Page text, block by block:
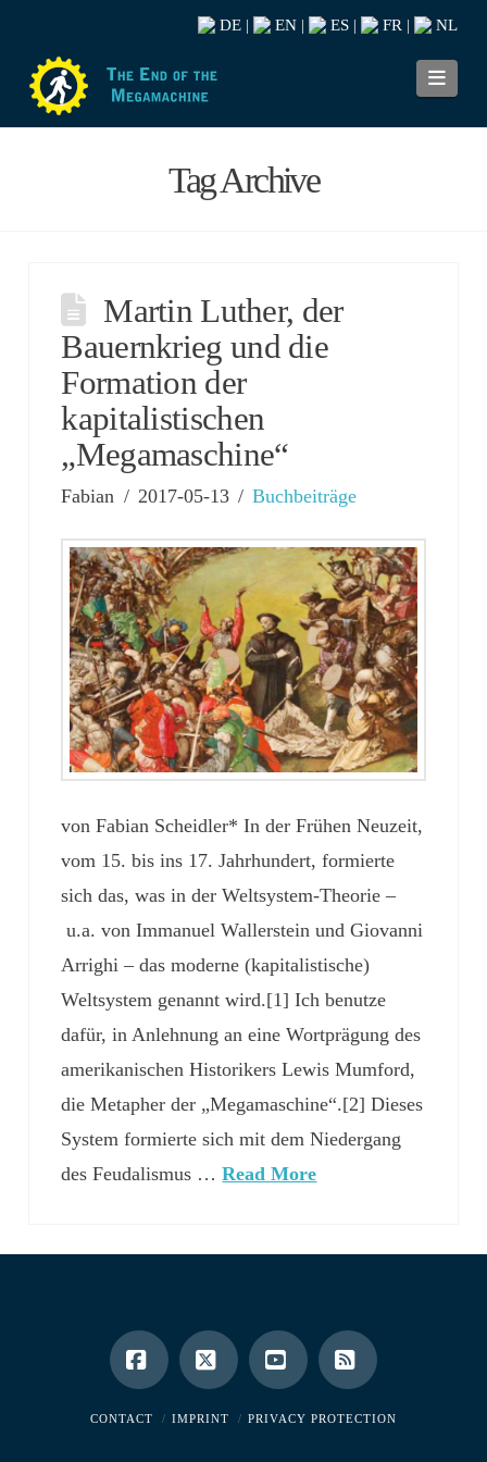
DE EN ES FR NL
Tag Archive
Martin Luther, der
Bauernkrieg und die
Formation der
kapitalistischen
„Megamaschine“
Fabian 2017-05-13 Buchbeiträge
von Fabian Scheidler* In der Frühen Neuzeit,
vom 15. bis ins 17. Jahrhundert, formierte
sich das, was in der Weltsystem-Theorie –
u.a. von Immanuel Wallerstein und Giovanni
Arrighi – das moderne (kapitalistische)
Weltsystem genannt wird.[1] Ich benutze
dafür, in Anlehnung an eine Wortprägung des
amerikanischen Historikers Lewis Mumford,
die Metapher der „Megamaschine“.[2] Dieses
System formierte sich mit dem Niedergang
des Feudalismus …Read More
Facebook
X YouTubeRSS
CONTACT IMPRINT PRIVACY PROTECTION